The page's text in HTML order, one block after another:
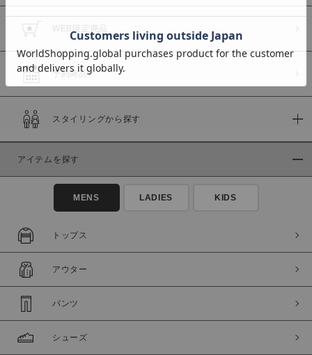
商品タイプ
通常商品
セール価格
在庫
在庫あり
WEB限定商品
予約商品
スタイリングから探す
アイテムを探す
MENS LADIES KIDS
トップス
アウター
パンツ
シューズ